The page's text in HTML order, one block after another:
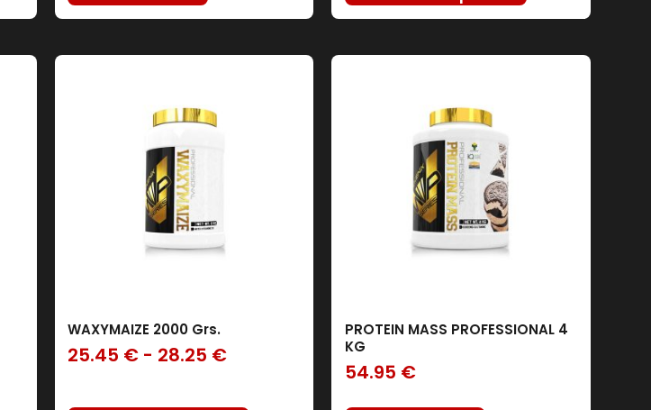
WAXYMAIZE 2000 Grs.
25.45 € - 28.25 €
PROTEIN MASS PROFESSIONAL 4
KG
54.95 €